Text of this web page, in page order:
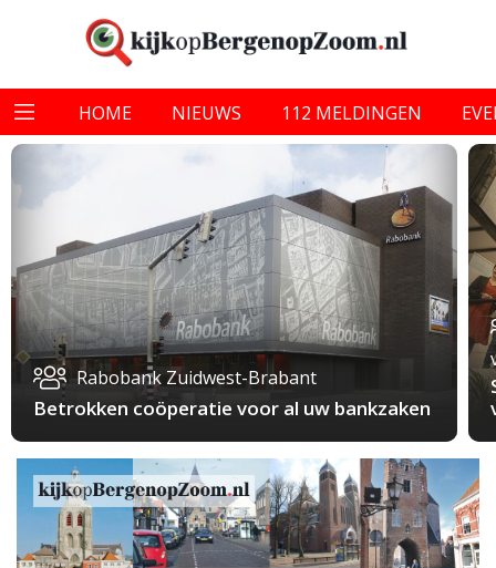
HOME NIEUWS 112 MELDINGEN
Rabobank Zuidwest-Brabant
Betrokken coöperatie voor al uw bankzaken